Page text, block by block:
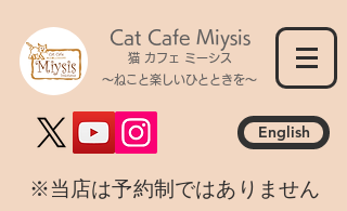
Cat Cafe Miysis
猫 カフェ ミーシス
～ねこと楽しいひとときを～
English
​※当店は予約制ではありません